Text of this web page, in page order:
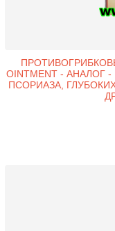
OINTMENT - АНАЛОГ
ПСОРИАЗА,